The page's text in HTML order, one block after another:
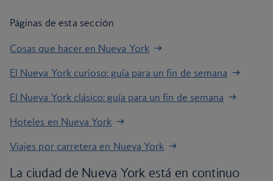
Páginas de esta sección
Cosas que hacer en Nueva York
El Nueva York curioso: guía para un fin de semana
El Nueva York clásico: guía para un fin de semana
Hoteles en Nueva York
Viajes por carretera en Nueva York
La ciudad de Nueva York está en continuo